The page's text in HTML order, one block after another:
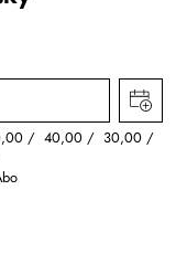
40,00 30,00